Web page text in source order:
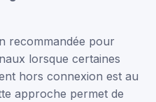
recommandée pour
lorsque certaines
hors connexion est au
approche permet de